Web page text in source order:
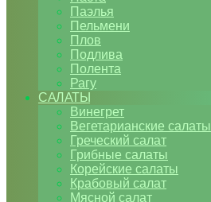
Паэлья
Пельмени
Плов
Подлива
Полента
Рагу
САЛАТЫ
Винегрет
Вегетарианские салаты
Греческий салат
Грибные салаты
Корейские салаты
Крабовый салат
Мясной салат